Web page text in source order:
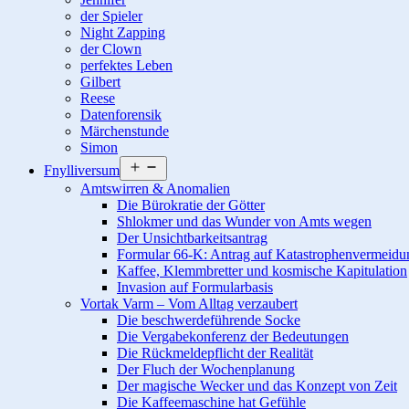
der Spieler
Night Zapping
der Clown
perfektes Leben
Gilbert
Reese
Datenforensik
Märchenstunde
Simon
Fnylliversum
öffnen
Amtswirren & Anomalien
Die Bürokratie der Götter
Shlokmer und das Wunder von Amts wegen
Der Unsichtbarkeitsantrag
Formular 66-K: Antrag auf
Kaffee, Klemmbretter und kosmische Kapitulation
Invasion auf Formularbasis
Vortak Varm – Vom Alltag verzaubert
Die beschwerdeführende Socke
Die Vergabekonferenz der Bedeutungen
Die Rückmeldepflicht der Realität
Der Fluch der Wochenplanung
Der magische Wecker und das Konzept von Zeit
Die Kaffeemaschine hat Gefühle